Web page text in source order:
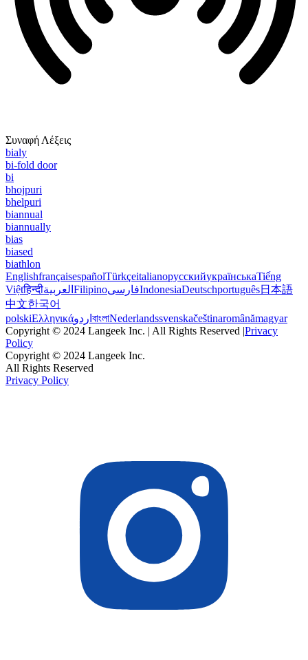
Συναφή Λέξεις
bialy
bi-fold door
bi
bhojpuri
bhelpuri
biannual
biannually
bias
biased
biathlon
EnglishfrançaisespañolTürkçeitalianoрусскийукраїнськаTiếng
Việtहिन्दीالعربية FilipinoفارسیIndonesiaDeutschportuguês日本語
中文한국어
polskiΕλληνικάاردو বাংলাNederlandssvenskačeštinaromânămagyar
Copyright © 2024 Langeek Inc. | All Rights Reserved |Privacy
Policy
Copyright © 2024 Langeek Inc.
All Rights Reserved
Privacy Policy